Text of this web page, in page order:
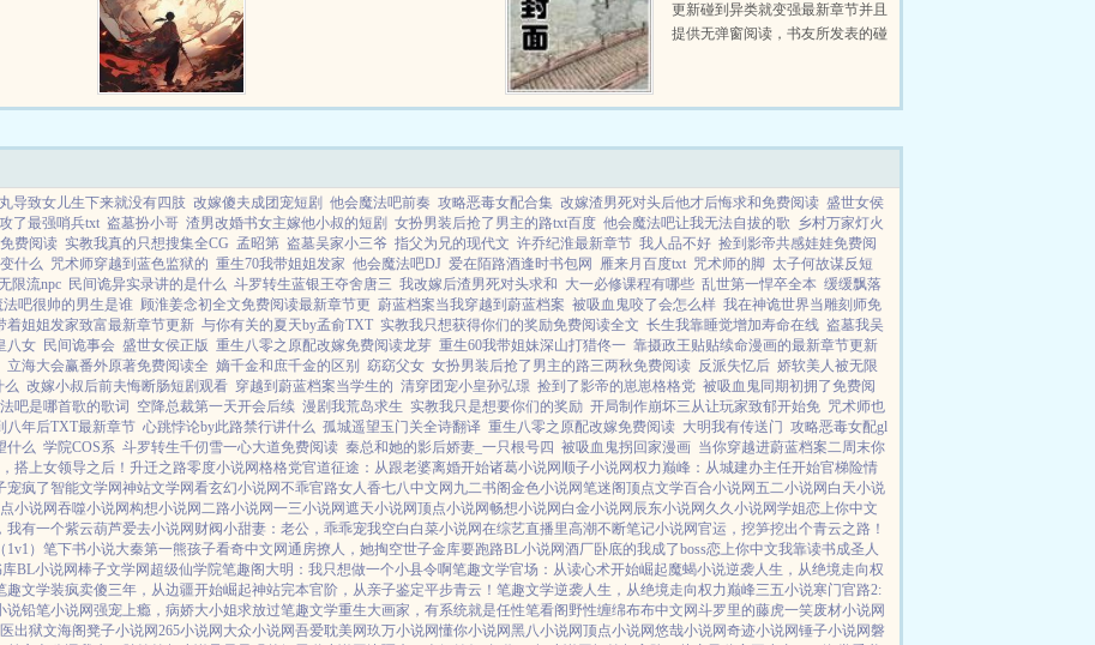
更新碰到异类就变强最新章节并且
提供无弹窗阅读，书友所发表的碰
强读者的观点。...
导致女儿生下来就没有四肢 改嫁傻夫成团宠短剧 他会魔法吧前奏 攻略恶毒女配合集 改嫁渣男死对头后他才后悔求和免费阅读 盛世女侯
攻了最强哨兵txt 盗墓扮小哥 渣男改婚书女主嫁他小叔的短剧 女扮男装后抢了男主的路txt百度 他会魔法吧让我无法自拔的歌
乡村万家灯火
费阅读 实教我真的只想搜集全CG 孟昭第 盗墓吴家小三爷 指父为兄的现代文 许乔纪淮最新章节 我人品不好 捡到影帝共感娃娃免费阅
什么 咒术师穿越到蓝色监狱的 重生70我带姐姐发家 他会魔法吧DJ 爱在陌路酒逢时书包网 雁来月百度txt 咒术师的脚 太子何故谋反短
限流npc 民间诡异实录讲的是什么 斗罗转生蓝银王夺舍唐三 我改嫁后渣男死对头求和 大一必修课程有哪些 乱世第一悍卒全本 缓缓飘落
法吧很帅的男生是谁 顾淮姜念初全文免费阅读最新章节更 蔚蓝档案当我穿越到蔚蓝档案 被吸血鬼咬了会怎么样 我在神诡世界当雕刻师免
着姐姐发家致富最新章节更新 与你有关的夏天by孟俞TXT 实教我只想获得你们的奖励免费阅读全文 长生我靠睡觉增加寿命在线 盗墓我吴
八女 民间诡事会 盛世女侯正版 重生八零之原配改嫁免费阅读龙芽 重生60我带姐妹深山打猎佟一 靠摄政王贴贴续命漫画的最新章节更新
立海大会赢番外原著免费阅读全 嫡千金和庶千金的区别 窈窈父女 女扮男装后抢了男主的路三两秋免费阅读 反派失忆后 娇软美人被无限
么 改嫁小叔后前夫悔断肠短剧观看 穿越到蔚蓝档案当学生的 清穿团宠小皇孙弘璟 捡到了影帝的崽崽格格党 被吸血鬼同期初拥了免费阅
吧是哪首歌的歌词 空降总裁第一天开会后续 漫剧我荒岛求生 实教我只是想要你们的奖励 开局制作崩坏三从让玩家致郁开始免 咒术师也
八年后TXT最新章节 心跳悖论by此路禁行讲什么 孤城遥望玉门关全诗翻译 重生八零之原配改嫁免费阅读 大明我有传送门 攻略恶毒女配gl
什么 学院COS系 斗罗转生千仞雪一心大道免费阅读 秦总和她的影后娇妻_一只根号四 被吸血鬼拐回家漫画 当你穿越进蔚蓝档案二周末你
搭上女领导之后！ 升迁之路零度小说网格格党官道征途：从跟老婆离婚开始诸葛小说网 顺子小说网权力巅峰：从城建办主任开始官梯险情
宠疯了智能文学网神站文学网看玄幻小说网不乖官路女人香七八中文网 九二书阁金色小说网笔迷阁顶点文学百合小说网五二小说网 白天小说
小说网吞噬小说网构想小说网二路小说网一三小说网遮天小说网顶点小说网畅想小说网 白金小说网 辰东小说网 久久小说网学姐恋上你中文
我有一个紫云葫芦爱去小说网 财阀小甜妻：老公，乖乖宠我空白 白菜小说网在综艺直播里高潮不断笔记小说网官运，挖笋挖出个青云之路！
） 笔下书小说大秦第一熊孩子看奇中文网通房撩人，她掏空世子金库要跑路BL小说网酒厂卧底的我成了boss恋上你中文我靠读书成圣人
BL小说网棒子文学网 超级仙学院笔趣阁 大明：我只想做一个小县令啊笔趣文学官场：从读心术开始崛起魔蝎小说逆袭人生，从绝境走向权
趣文学装疯卖傻三年，从边疆开始崛起神站完本官阶，从亲子鉴定平步青云！ 笔趣文学逆袭人生，从绝境走向权力巅峰三五小说寒门官路2:
说铅笔小说网强宠上瘾，病娇大小姐求放过笔趣文学重生大画家，有系统就是任性笔看阁 野性缠绵布布中文网斗罗里的藤虎一笑废材小说网
出狱文海阁凳子小说网265小说网 大众小说网吾爱耽美网玖万小说网懂你小说网黑八小说网顶点小说网悠哉小说网奇迹小说网锤子小说网磐